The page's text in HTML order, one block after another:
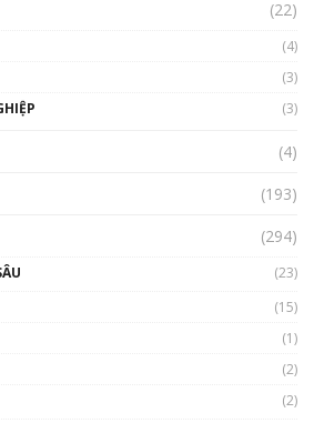
năm 2022: Những sự kiện ảnh hưởng
sinh thái tiền mã hoá | Phổ cập
(22)
(4)
(3)
(3)
(4)
(193)
(294)
(23)
(15)
(1)
(2)
(2)